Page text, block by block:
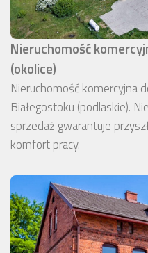
Nieruchomość
(okolice)
Nieruchomość komercyjna
Białegostoku (podlaskie).
sprzedaż gwarantuje
komfort pracy.